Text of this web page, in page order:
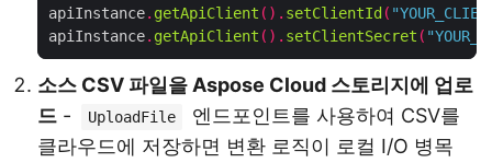
apiInstance. getApiClient (). setClientId (
apiInstance. getApiClient (). setClientSecret (
소스 CSV 파일을 Aspose Cloud 스토리지에 업로
드 - UploadFile
엔드포인트를 사용하여 CSV를
클라우드에 저장하면 변환 로직이 로컬 I/O 병목